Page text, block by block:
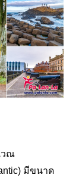
วณ
มีขนาด